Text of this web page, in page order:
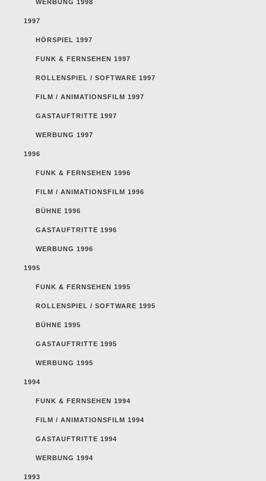
WERBUNG 1998
1997
HÖRSPIEL 1997
FUNK & FERNSEHEN 1997
ROLLENSPIEL / SOFTWARE 1997
FILM / ANIMATIONSFILM 1997
GASTAUFTRITTE 1997
WERBUNG 1997
1996
FUNK & FERNSEHEN 1996
FILM / ANIMATIONSFILM 1996
BÜHNE 1996
GASTAUFTRITTE 1996
WERBUNG 1996
1995
FUNK & FERNSEHEN 1995
ROLLENSPIEL / SOFTWARE 1995
BÜHNE 1995
GASTAUFTRITTE 1995
WERBUNG 1995
1994
FUNK & FERNSEHEN 1994
FILM / ANIMATIONSFILM 1994
GASTAUFTRITTE 1994
WERBUNG 1994
1993